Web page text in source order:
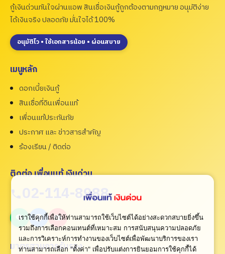
กู้เงินด่วนทันใจผ่านแอพ สินเชื่อเงินกู้ถูกต้องตามกฎหมาย อนุมัติง่าย
ได้เงินจริง ปลอดภัย มั่นใจได้ 100%
อนุมัติไว • ใช้เอกสารน้อย • ผ่อนสบาย
เมนูหลัก
ดอกเบี้ยเงินกู้
สินเชื่อที่ดินเพื่อนแท้
เพื่อนแท้ประกันภัย
ประกาศ และ ข่าวสารสำคัญ
ร้องเรียน / ติดต่อ
ติดต่อ เพื่อนแท้ เงินด่วน
02-114-8988
มาตรฐานการรับรอง
เราใช้คุกกี้เพื่อให้ท่านสามารถใช้เว็บไซต์ได้อย่างสะดวกสบายยิ่งขึ้น
รวมถึงการเลือกคอนเทนต์ที่เหมาะสม การสนับสนุนความปลอดภัย
และการวิเคราะห์การทำงานของเว็บไซต์เพื่อพัฒนาบริการของเรา
ท่านสามารถเลือก "ตั้งค่า" เพื่อปรับแต่งการยินยอมการใช้คุกกี้ได้